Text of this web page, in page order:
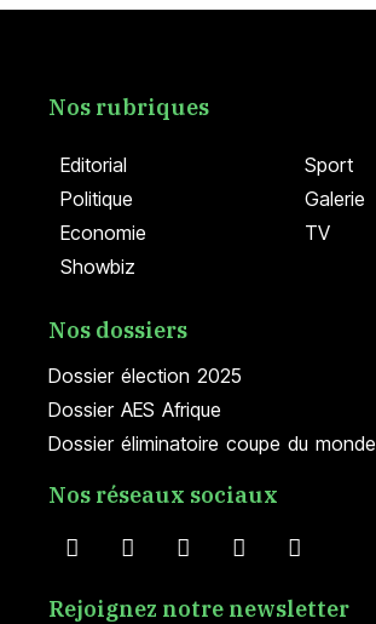
Editorial
Politique
Economie
Showbiz
Sport
Galerie
TV
Nos rubriques
Dossier élection 2025
Dossier AES Afrique
Dossier éliminatoire coupe du monde
Nos dossiers
Nos réseaux sociaux
Rejoignez notre newsletter